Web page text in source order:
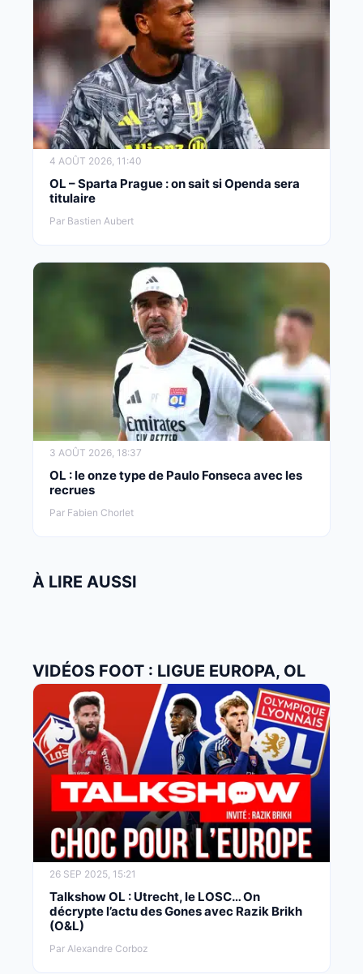
4 AOÛT 2026, 11:40
OL – Sparta Prague : on sait si Openda sera
titulaire
Par Bastien Aubert
3 AOÛT 2026, 18:37
OL : le onze type de Paulo Fonseca avec les
recrues
Par Fabien Chorlet
À LIRE AUSSI
VIDÉOS FOOT : LIGUE EUROPA, OL
26 SEP 2025, 15:21
Talkshow OL : Utrecht, le LOSC… On
décrypte l’actu des Gones avec Razik Brikh
(O&L)
Par Alexandre Corboz